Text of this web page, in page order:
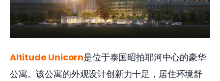
Altitude Unicorn是位于泰国昭拍耶河中心的豪华
公寓。该公寓的外观设计创新力十足，居住环境舒